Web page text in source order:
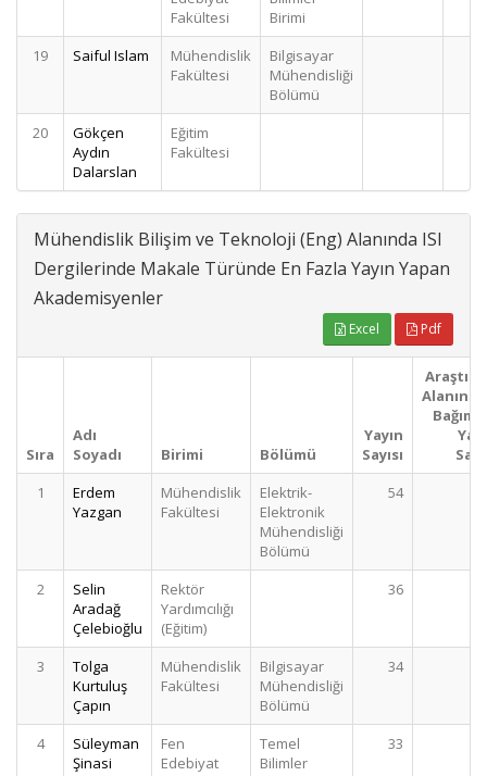
Fakültesi
Birimi
19 Saiful Islam
Mühendislik
Fakültesi
Bilgisayar
Mühendisliği
Bölümü
20
Gökçen
Aydın
Dalarslan
Eğitim
Fakültesi
Mühendislik Bilişim ve Teknoloji (Eng) Alanında ISI
Dergilerinde Makale Türünde En Fazla Yayın Yapan
Akademisyenler
Excel Pdf
Sıra
Adı
Soyadı
Birimi Bölümü
Yayın
Sayısı
1
Erdem
Yazgan
Mühendislik
Fakültesi
Elektrik-
Elektronik
Mühendisliği
Bölümü
54
2
Selin
Aradağ
Çelebioğlu
Rektör
Yardımcılığı
(Eğitim)
36
3
Tolga
Kurtuluş
Çapın
Mühendislik
Fakültesi
Bilgisayar
Mühendisliği
Bölümü
34
4
Süleyman
Şinasi
Fen
Edebiyat
Temel
Bilimler
33